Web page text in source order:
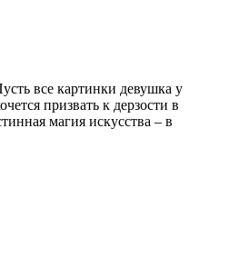
все картинки девушка у
призвать к дерзости в
магия искусства – в